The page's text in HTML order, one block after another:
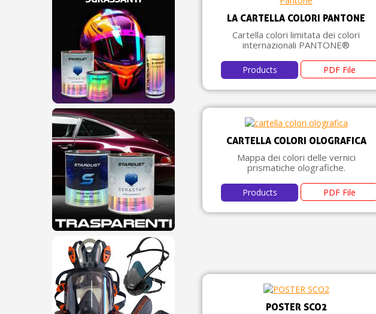
LA CARTELLA COLORI PANTONE
Cartella colori limitata dei colori
internazionali PANTONE®
Products PDF File
CARTELLA COLORI OLOGRAFICA
Mappa dei colori delle vernici
prismatiche olografiche.
Products PDF File
POSTER SCO2